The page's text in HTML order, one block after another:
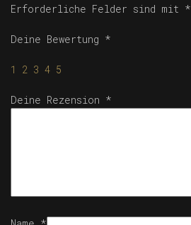
Erforderliche Felder sind mit *
Deine Bewertung *
1 2 3 4 5
Deine Rezension *